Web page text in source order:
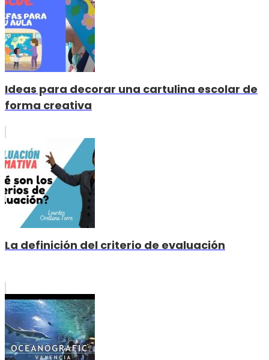
Ideas para decorar una cartulina escolar de
forma creativa
La definición del criterio de evaluación